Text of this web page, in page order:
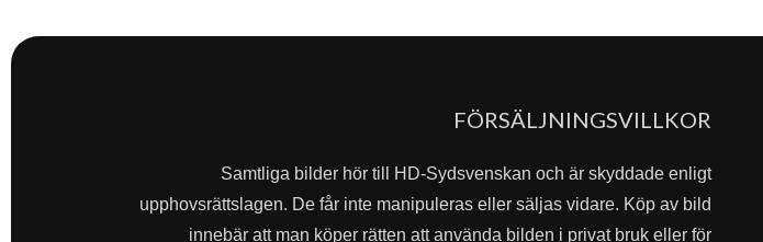
FÖRSÄLJNINGSVILLKOR
Samtliga bilder hör till HD-Sydsvenskan och är skyddade enligt
upphovsrättslagen. De får inte manipuleras eller säljas vidare. Köp av bild
innebär att man köper rätten att använda bilden i privat bruk eller för